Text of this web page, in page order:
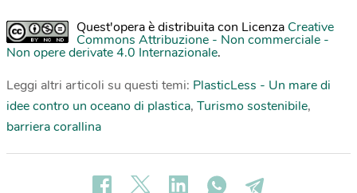
Quest'opera è distribuita con Licenza Creative
Commons Attribuzione - Non commerciale -
Non opere derivate 4.0 Internazionale.
Leggi altri articoli su questi temi: PlasticLess - Un mare di
idee contro un oceano di plastica, Turismo sostenibile,
barriera corallina